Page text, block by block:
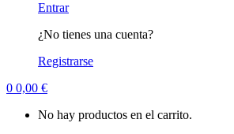
Entrar
¿No tienes una cuenta?
Registrarse
0 0,00 €
No hay productos en el carrito.